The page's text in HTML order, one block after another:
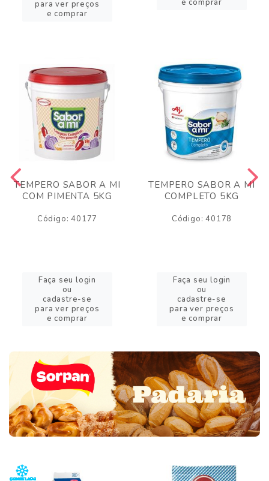
para ver preços
e comprar
e comprar
TEMPERO SABOR A MI
COM PIMENTA 5KG
Código: 40177
Faça seu login
ou
cadastre-se
para ver preços
e comprar
TEMPERO SABOR A MI
COMPLETO 5KG
Código: 40178
Faça seu login
ou
cadastre-se
para ver preços
e comprar